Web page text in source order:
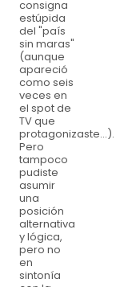
consigna
estúpida
del "país
sin maras"
(aunque
apareció
como seis
veces en
el spot de
TV que
protagonizaste...).
Pero
tampoco
pudiste
asumir
una
posición
alternativa
y lógica,
pero no
en
sintonía